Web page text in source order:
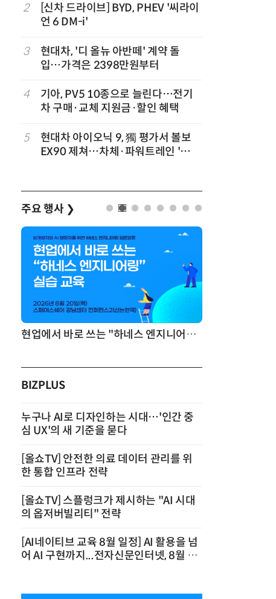
2
[신차 드라이브] BYD, PHEV '씨라이
언 6 DM-i'
3
현대차, '디 올뉴 아반떼' 계약 돌
입…가격은 2398만원부터
4
기아, PV5 10종으로 늘린다…전기
차 구매·교체 지원금·할인 혜택
5
현대차 아이오닉 9, 獨 평가서 볼보
EX90 제쳐…차체·파워트레인 '우
주요 행사 ❯
현업에서 바로 쓰는 "하네스 엔지니어링" 실습 교육
BIZPLUS
누구나 AI로 디자인하는 시대…'인간 중
심 UX'의 새 기준을 묻다
[올쇼TV] 안전한 의료 데이터 관리를 위
한 통합 인프라 전략
[올쇼TV] 스플렁크가 제시하는 "AI 시대
의 옵저버빌리티" 전략
[AI네이티브 교육 8월 일정] AI 활용을 넘
어 AI 구현까지...전자신문인터넷, 8월 실